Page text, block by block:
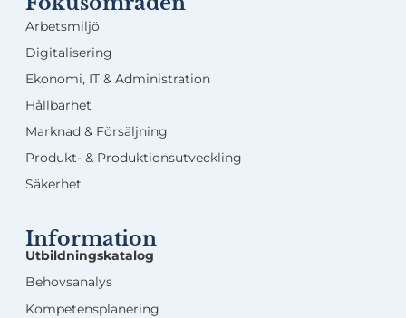
Arbetsmiljö
Digitalisering
Ekonomi, IT & Administration
Hållbarhet
Marknad & Försäljning
Produkt- & Produktionsutveckling
Säkerhet
Information
Utbildningskatalog
Behovsanalys
Kompetensplanering